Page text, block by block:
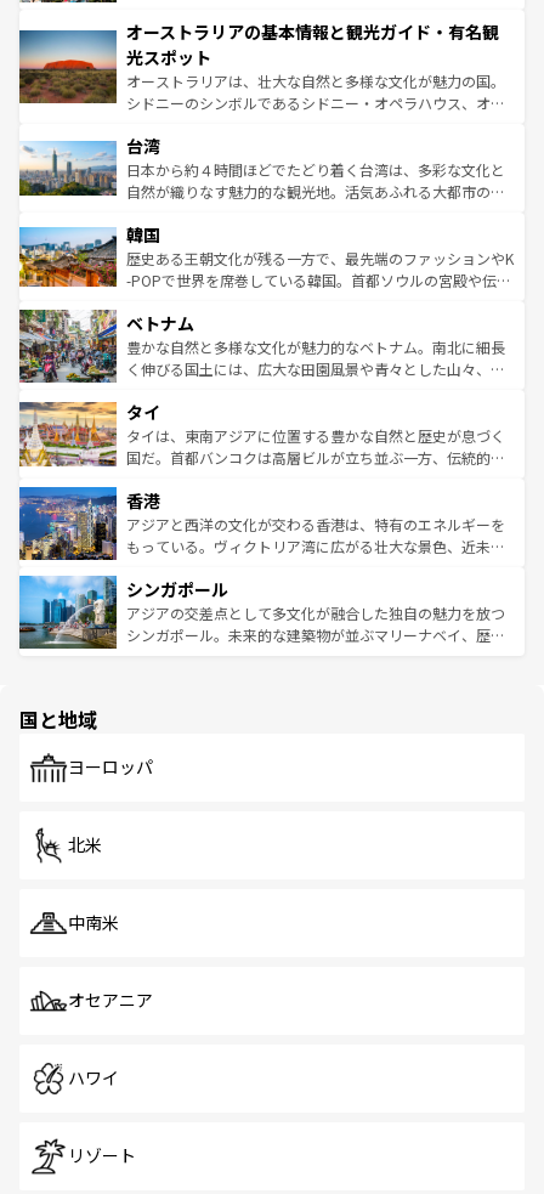
部のニューオーリンズでは、音楽と美食が融合した独特の
文化が魅力。旅行者はアメリカの各地域で異なる魅力を楽
しみながら、その多様性と豊かな歴史を感じることができ
るだろう。車でのロードトリップや列車の旅も、アメリカ
情報は
ワイ島は見逃せない。また、定番の観光地といえばオアフ
島だが、静かな自然を求めるならマウイ島やカウアイ島が
おすすめ。エメラルドグリーンに輝く海をはじめ、豊かな
文化や歴史が息づいている。「アロハスピリット」と呼ば
人々、おいしいローカルフードやハワイアンミュージッ
ク、伝統的なフラダンスなど、すべてがハワイの魅力を彩
っている。訪れるたびに新しい発見と感動が待っているハ
はコンテンツ一覧
オーストラリアの基本情報と観光ガイド・有名観
光スポット
オーストラリアは、壮大な自然と多様な文化が魅力の国。
シドニーのシンボルであるシドニー・オペラハウス、オー
リアリーフや大陸中央部にそびえるウルル（エアーズロッ
ク）、タスマニアの美しい原生林やケアンズの熱帯雨林な
ど、見どころがたくさん。また、カフェやワイン、オージ
いる。アクティビティも充実しており、サーフィンやダイ
ビング、ハイキングなど、アウトドア好きにはたまらな
い。オーストラリアの多彩な魅力を存分に味わいつくそ
参照してほしい。
台湾
日本から約４時間ほどでたどり着く台湾は、多彩な文化と
自然が織りなす魅力的な観光地。活気あふれる大都市の台
ン）、静ひつな山岳地帯である台湾東部など、都市の喧騒
と山間の静けさが共存しており、訪れる人に新しい発見と
驚きをもたらしてくれる。また、奥深い台湾の食文化も魅
容にもいいと評判のスイーツなど、バラエティ豊かな料理
が味わえる。 なお、新着の台湾情報は コンテンツ一覧を参
照してほしい。
韓国
歴史ある王朝文化が残る一方で、最先端のファッションやK
-POPで世界を席巻している韓国。首都ソウルの宮殿や伝統
き、地方に足を延ばせば四季折々の自然美を楽しむことが
できる。そして、キムチや焼肉、絶品のストリートフード
まで、さまざまな韓国料理が待っている。夜には、韓国な
リティに包まれながら、韓国の多彩な魅力を心ゆくまで味
わってみてほしい。 なお、新着の韓国情報はコンテンツ一
覧を参照してほしい。
ベトナム
豊かな自然と多様な文化が魅力的なベトナム。南北に細長
く伸びる国土には、広大な田園風景や青々とした山々、世
急速な発展と共に伝統が息づく。ハノイの古い町並みやホ
ーチミン市のフランス統治時代の建物も、独特の雰囲気を
醸し出している。また、バラエティの豊かさとおいしさで
とつ。フォーやバインミー、ベトナムコーヒーなどは、ぜ
ひ現地で味わいたい。どの地域を訪れてもあたたかい人々
が旅行者を迎えてくれるので、きっと忘れられない旅にな
参照してほしい。
タイ
タイは、東南アジアに位置する豊かな自然と歴史が息づく
国だ。首都バンコクは高層ビルが立ち並ぶ一方、伝統的な
の活気が交差している。北部ではチェンマイなどの山岳地
帯で自然と触れ合い、南部ではプーケットやクラビの美し
いビーチでリゾート気分を楽しむことができる。タイ料理
激する。気候は一年中温暖で、どの季節にも異なる楽しみ
が待っている。親しみやすいタイの人々、仏教を中心とし
た文化、そして多様な観光資源が、訪れる旅人を魅了し続
香港
アジアと西洋の文化が交わる香港は、特有のエネルギーを
もっている。ヴィクトリア湾に広がる壮大な景色、近未来
み、どこを訪れても感動するはず。観光スポットが密集し
ており、効率よく見どころを回れるのも魅力。息をのむよ
うな絶景から文化的な体験まで、香港を存分に楽しみ尽く
シンガポール
アジアの交差点として多文化が融合した独自の魅力を放つ
シンガポール。未来的な建築物が並ぶマリーナベイ、歴史
で、ホーカーズは地元の風情を楽しめる外せないスポット
国と地域
ヨーロッパ
北米
中南米
オセアニア
ハワイ
リゾート